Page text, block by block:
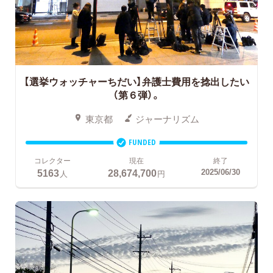
【選挙ウォッチャーちだい】弁護士費用を捻出したい
（第６弾）。
東京都 ジャーナリズム
FUNDED
コレクター
5163 人
現在
28,674,700円
終了
2025/06/30